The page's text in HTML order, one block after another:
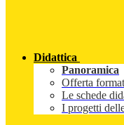
Didattica
Panoramica
Offerta
Le schede
I progetti